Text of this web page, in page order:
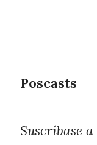
Poscasts
Suscríbase